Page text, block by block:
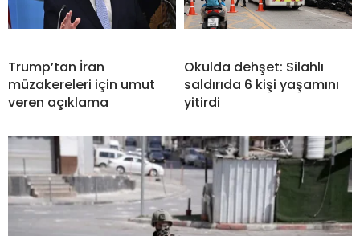
Trump’tan İran
müzakereleri için umut
veren açıklama
Okulda dehşet: Silahlı
saldırıda 6 kişi yaşamını
yitirdi